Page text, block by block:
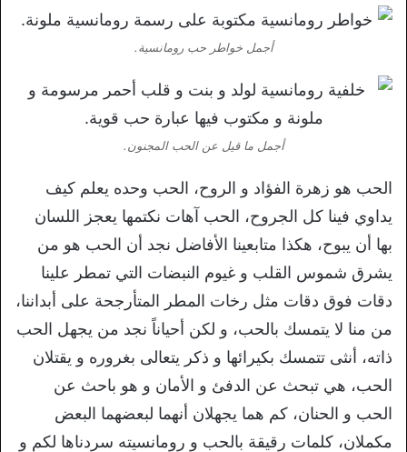
أجمل خواطر حب رومانسية.
أجمل ما قيل عن الحب المجنون.
الحب هو زهرة الفؤاد و الروح، الحب وحده يعلم كيف
يداوي فينا كل الجروح، الحب آهات نكتمها يعجز اللسان
بها أن يبوح، هكذا متابعينا الأفاضل نجد أن الحب هو من
يشرق شموس القلب و غيوم النبضات التي تمطر علينا
دقات فوق دقات مثل رخات المطر المتأرجحة على أبداننا،
من منا لا يتمسك بالحب، و لكن أحياناً نجد من يجهل الحب
ذاته، أنثى تتمسك بكيرائها و ذكر يتعالى بغروره و يقتلان
الحب، هي تبحث عن الدفئ و الأمان و هو باحث عن
الحب و الحنان، كم هما يجهلان أنهما لبعضهما البعض
مكملان، كلمات رقيقة بالحب و رومانسيته سردناها لكم و